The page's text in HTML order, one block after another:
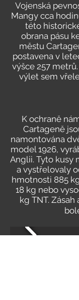
Vojenská
Mangy cca
této
obrana pásu
městu
postavena v
výšce 257
výlet sem
K ochraně
Cartageně
namontována
model 1926,
Anglii. Tyto kusy
a vystřelovaly
hmotnosti 885
18 kg nebo
kg TNT.